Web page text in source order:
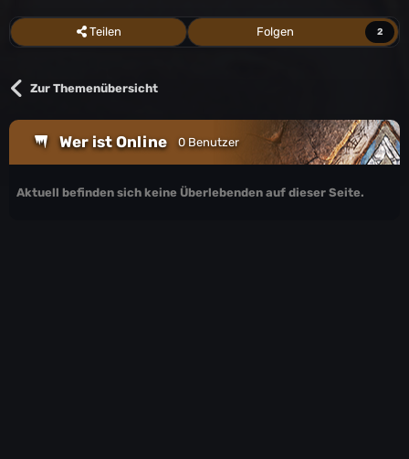
Teilen Folgen 2
Zur Themenübersicht
Wer ist Online 0 Benutzer
Aktuell befinden sich keine Überlebenden auf dieser Seite.